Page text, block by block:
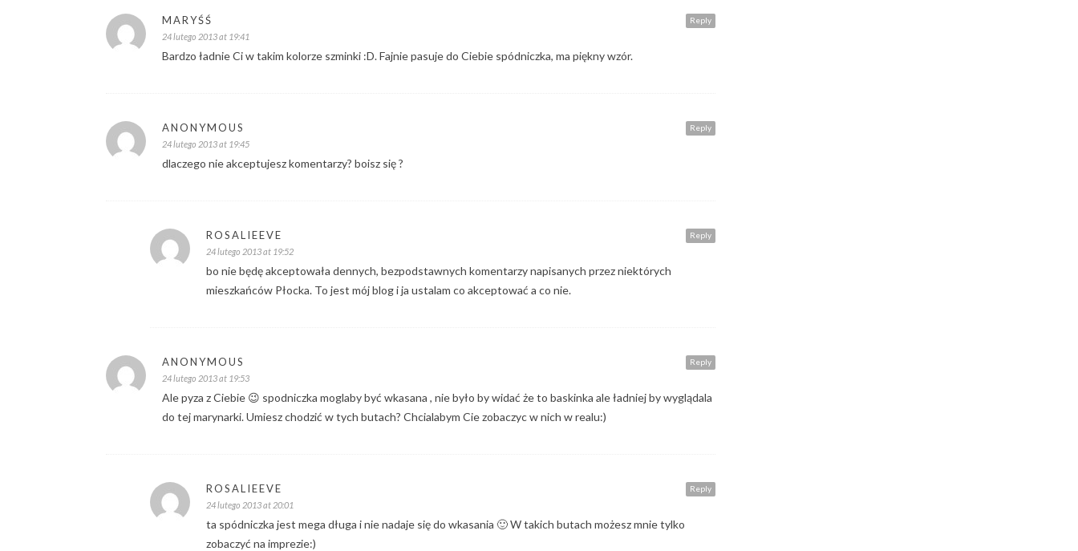
Reply
MARYŚŚ
24 lutego 2013 at 19:41
Bardzo ładnie Ci w takim kolorze szminki :D. Fajnie pasuje do Ciebie spódniczka, ma piękny wzór.
Reply
ANONYMOUS
24 lutego 2013 at 19:45
dlaczego nie akceptujesz komentarzy? boisz się ?
Reply
ROSALIEEVE
24 lutego 2013 at 19:52
bo nie będę akceptowała dennych, bezpodstawnych komentarzy napisanych przez niektórych
mieszkańców Płocka. To jest mój blog i ja ustalam co akceptować a co nie.
Reply
ANONYMOUS
24 lutego 2013 at 19:53
Ale pyza z Ciebie 😉 spodniczka moglaby być wkasana , nie było by widać że to baskinka ale ładniej by wyglądala
do tej marynarki. Umiesz chodzić w tych butach? Chcialabym Cie zobaczyc w nich w realu:)
Reply
ROSALIEEVE
24 lutego 2013 at 20:01
ta spódniczka jest mega długa i nie nadaje się do wkasania 🙂 W takich butach możesz mnie tylko
zobaczyć na imprezie:)